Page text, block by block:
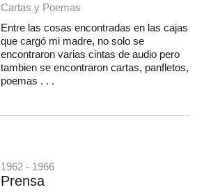
Cartas y Poemas
Entre las cosas encontradas en las cajas
que cargó mi madre, no solo se
encontraron varias cintas de audio pero
tambien se encontraron cartas, panfletos,
poemas . . .
1962 - 1966
Prensa